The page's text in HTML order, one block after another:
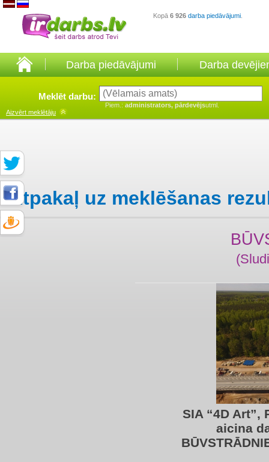
Kopā 6 926 darba piedāvājumi
Darba piedāvājumi Darba
Meklēt darbu:
Piem.: administrators, pārdevējsutml.
Aizvērt meklētāju
Atpakaļ uz meklēšanas
SIA “4D Art”,
aicina